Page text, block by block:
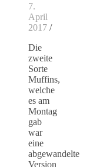
7.
April
2017 /
Die
zweite
Sorte
Muffins,
welche
es am
Montag
gab
war
eine
abgewandelte
Version